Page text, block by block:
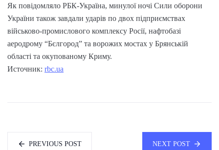
Як повідомляло РБК-Україна, минулої ночі Сили оборони
України також завдали ударів по двох підприємствах
військово-промислового комплексу Росії, нафтобазі
аеродрому “Бєлгород” та ворожих мостах у Брянській
області та окупованому Криму.
Источник: rbc.ua
PREVIOUS POST NEXT POST